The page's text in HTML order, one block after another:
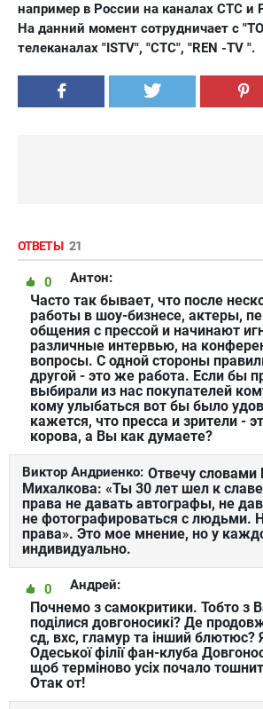
например в России на каналах СТС и
На данний момент сотрудничает с
телеканалах "ISTV", "СТС", "REN -TV ".
ОТВЕТЫ 21
Антон:
0
Часто так бывает, что после
работы в шоу-бизнесе, актеры,
общения с прессой и начинают
различные интервью, на
вопросы. С одной стороны
другой - это же работа. Если бы
выбирали из нас покупателей
кому улыбаться вот бы было
кажется, что пресса и зрители -
корова, а Вы как думаете?
Виктор Андриенко: Отвечу словами
Михалкова: «Ты 30 лет шел к
права не давать автографы, не
не фотографироваться с людьми.
права». Это мое мнение, но у
индивидуально.
Андрей:
0
Почнемо з самокритики. Тобто з
поділися довгоносикі? Де
сд, вхс, гламур та інший блютюс?
Одеської філії фан-клуба
щоб терміново усіх почало
Отак от!